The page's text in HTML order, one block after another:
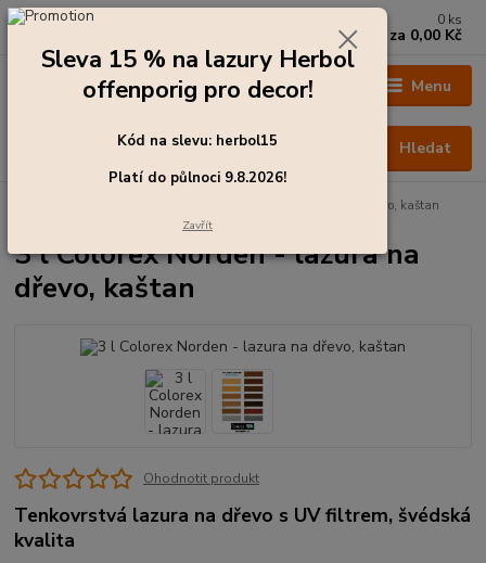
Menu
Hledat
+420 273 136 255
0 ks
za 0,00 Kč
3 l Colorex Norden - lazura na dřevo, kaštan
3 l Colorex Norden - lazura na
dřevo, kaštan
Ohodnotit produkt
Tenkovrstvá lazura na dřevo s UV filtrem, švédská
kvalita
Sleva 15 % na lazury Herbol
offenporig pro decor!
Kód na slevu: herbol15
Platí do půlnoci 9.8.2026!
Zavřít